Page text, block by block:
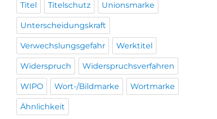
Titel Titelschutz Unionsmarke
Unterscheidungskraft
Verwechslungsgefahr Werktitel
Widerspruch Widerspruchsverfahren
WIPO Wort-/Bildmarke Wortmarke
Ähnlichkeit